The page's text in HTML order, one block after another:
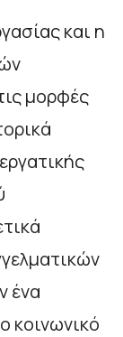
και η
μορφές
ένα
κοινωνικό